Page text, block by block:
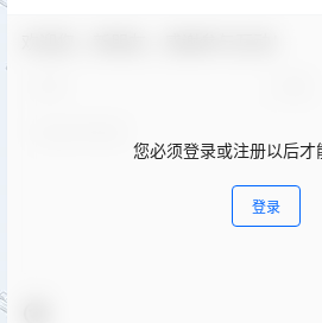
您必须登录或注册以后才
登录